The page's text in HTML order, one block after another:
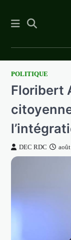
SkipPOLITIQUE
Floribert
DEC RDC